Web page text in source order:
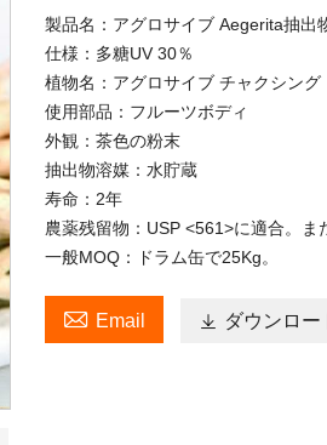
製品名：アグロサイブ Aegerita抽出
仕様：多糖UV 30％
植物名：アグロサイブ チャクシング
使用部品：フルーツボディ
外観：茶色の粉末
抽出物溶媒：水貯蔵
寿命：2年
農薬残留物：USP <561>に適合。
一般MOQ：ドラム缶で25Kg。
 Email  ダウンロー